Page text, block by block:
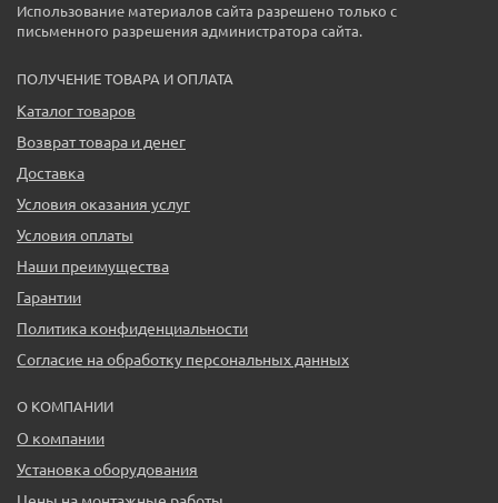
Использование материалов сайта разрешено только с
письменного разрешения администратора сайта.
ПОЛУЧЕНИЕ ТОВАРА И ОПЛАТА
Каталог товаров
Возврат товара и денег
Доставка
Условия оказания услуг
Условия оплаты
Наши преимущества
Гарантии
Политика конфиденциальности
Согласие на обработку персональных данных
О КОМПАНИИ
О компании
Установка оборудования